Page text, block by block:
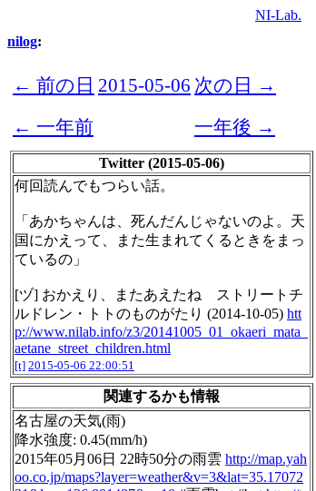
NI-Lab.
nilog:
← 前の日 2015-05-06 次の日 →
← 一年前
一年後 →
Twitter (2015-05-06)
何回読んでもつらい話。
「あかちゃんは、死んだんじゃないのよ。天
国にかえって、また生まれてくるときをまっ
ているの」
[ヅ] おかえり、またあえたね ストリートチ
ルドレン・トトのものがたり (2014-10-05) htt
p://www.nilab.info/z3/20141005_01_okaeri_mata_
aetane_street_children.html
[t] 2015-05-06 22:00:51
関連するかも情報
名古屋の天気(雨)
降水強度: 0.45(mm/h)
2015年05月06日 22時50分の雨雲 http://map.yah
oo.co.jp/maps?layer=weather&v=3&lat=35.17072